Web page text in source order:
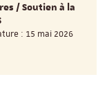
/ Soutien à la
: 15 mai 2026